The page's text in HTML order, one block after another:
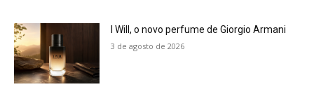
I Will, o novo perfume de Giorgio Armani
3 de agosto de 2026